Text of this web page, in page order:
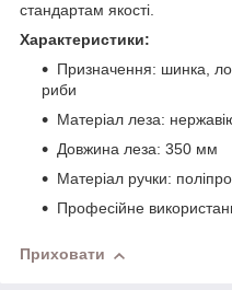
стандартам якості.
Характеристики:
Призначення: шинка,
риби
Матеріал леза:
Довжина леза: 350 мм
Матеріал ручки:
Професійне
Приховати